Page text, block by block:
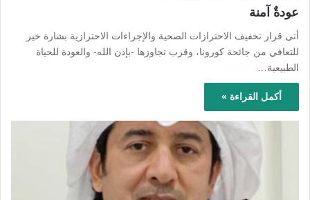
عودةٌ آمنة
أتى قرار تخفيف الاحترازات الصحية والإجراءات الاحترازية بشارة خير
للتعافي من جائحة كورونا، وقرب تجاوزها -بإذن الله- والعودة للحياة
الطبيعية…
أكمل القراءة »